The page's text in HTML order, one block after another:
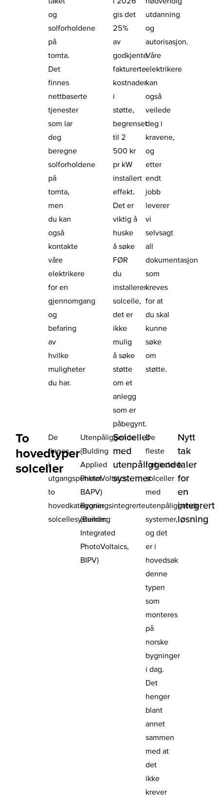
og
solforholdene
på
tomta.
Det
finnes
nettbaserte
tjenester
som lar
deg
beregne
solforholdene
på
tomta,
men
du kan
også
kontakte
våre
elektrikere
for en
gjennomgang
og
befaring
av
hvilke
muligheter
du har.
gis det
25%
av
godkjente
fakturerte
kostnader
i
støtte,
begrenset
til 2
500 kr
pr kW
installert
effekt.
Det er
viktig å
huske
å søke
FØR
du
installerer
solcelle,
det er
ikke
mulig
å søke
støtte
om et
anlegg
som er
påbegynt.
utdanning
og
autorisasjon.
Våre
elektrikere
kan
også
veilede
deg i
kravene,
og
etter
endt
jobb
leverer
vi
selvsagt
all
dokumentasjon
som
kreves
for at
du skal
kunne
søke
om
støtte.
To
hovedtyper
solceller
De
finnes
i
utgangspunktet
to
hovedkategorier
solcellesystemer:
Utenpåliggende
(Bulding
Applied
PhotoVoltaics,
BAPV)
Bygningsintegrerte
(Building
Integrated
PhotoVoltaics,
BIPV)
Solceller
med
utenpåliggende
systemer
De
fleste
forbinder
solceller
med
utenpåliggende
systemer,
og det
er i
hovedsak
denne
typen
som
monteres
på
norske
bygninger
i dag.
Det
henger
blant
annet
sammen
med at
det
ikke
krever
Nytt
tak
taler
for
en
integrert
løsning